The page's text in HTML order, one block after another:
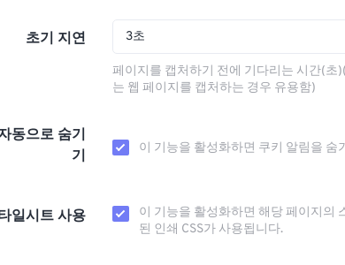
초기 지연 3초
페이지를 캡처하기 전에 기다리는 시간(초
는 웹 페이지를 캡처하는 경우 유용함)
동으로 숨기
기
이 기능을 활성화하면 쿠키 알림을 숨
일시트 사용
이 기능을 활성화하면 해당 페이지의
된 인쇄 CSS가 사용됩니다.